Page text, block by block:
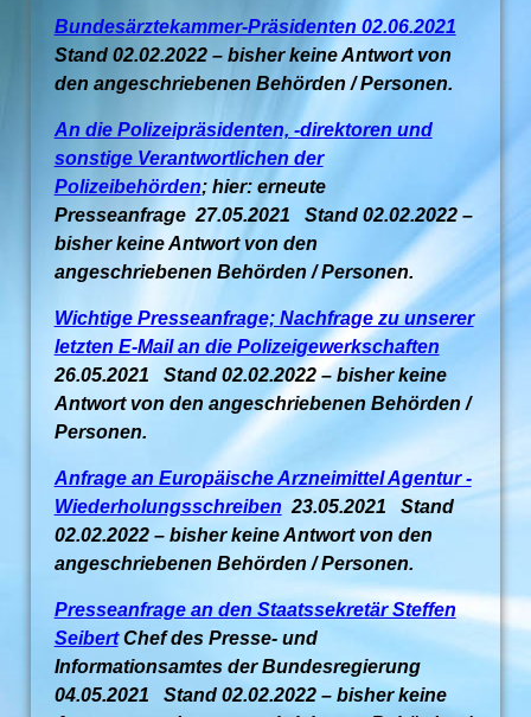
Bundesärztekammer-Präsidenten 02.06.2021
Stand 02.02.2022 – bisher keine Antwort von
den angeschriebenen Behörden / Personen.
An die Polizeipräsidenten, -direktoren und
sonstige Verantwortlichen der
Polizeibehörden; hier: erneute
Presseanfrage 27.05.2021 Stand 02.02.2022 –
bisher keine Antwort von den
angeschriebenen Behörden / Personen.
Wichtige Presseanfrage; Nachfrage zu unserer
letzten E-Mail an die Polizeigewerkschaften
26.05.2021 Stand 02.02.2022 – bisher keine
Antwort von den angeschriebenen Behörden /
Personen.
Anfrage an Europäische Arzneimittel Agentur -
Wiederholungsschreiben 23.05.2021 Stand
02.02.2022 – bisher keine Antwort von den
angeschriebenen Behörden / Personen.
Presseanfrage an den Staatssekretär Steffen
SeibertChef des Presse- und
Informationsamtes der Bundesregierung
04.05.2021 Stand 02.02.2022 – bisher keine